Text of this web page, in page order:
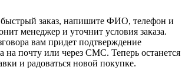
быстрый заказ, напишите ФИО, телефон и
менеджер и уточнит условия заказа.
вам придет подтверждение
на почту или через СМС. Теперь останется
и радоваться новой покупке.